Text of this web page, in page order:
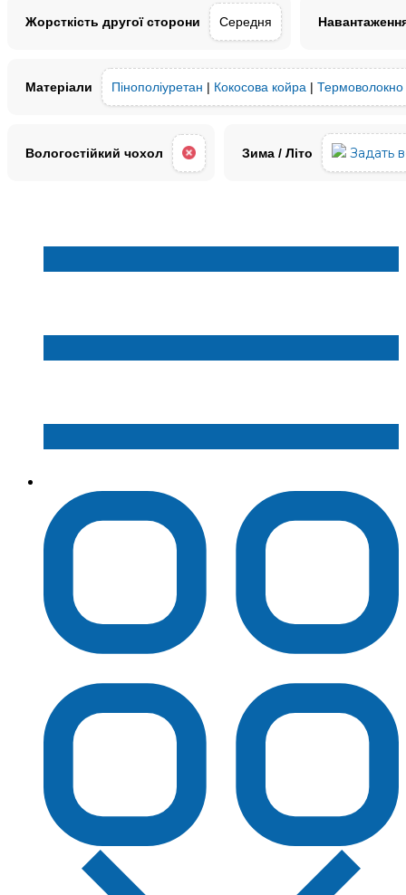
Жорсткість другої сторони Середня
Матеріали Пінополіуретан | Кокосова койра | Термоволокно
Вологостійкий чохол Зима / Літо Задать